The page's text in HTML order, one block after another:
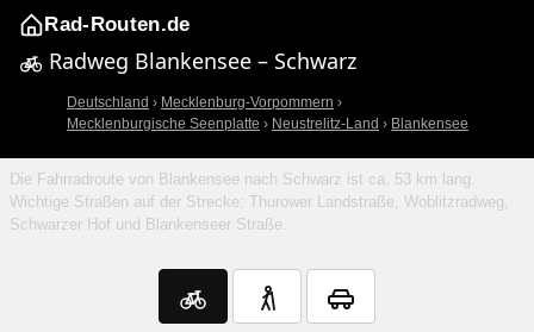
Rad-Routen.de
Radweg Blankensee – Schwarz
Deutschland › Mecklenburg-Vorpommern ›
Mecklenburgische Seenplatte › Neustrelitz-Land › Blankensee
Die Fahrradroute von Blankensee nach Schwarz ist ca. 53 km lang.
Wichtige Straßen auf der Strecke: Thurower Landstraße, Woblitzradweg,
Schwarzer Hof und Blankenseer Straße.